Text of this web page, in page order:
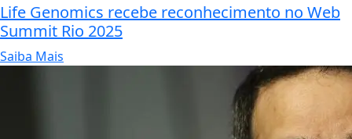
Life Genomics recebe reconhecimento no Web
Summit Rio 2025
Saiba Mais